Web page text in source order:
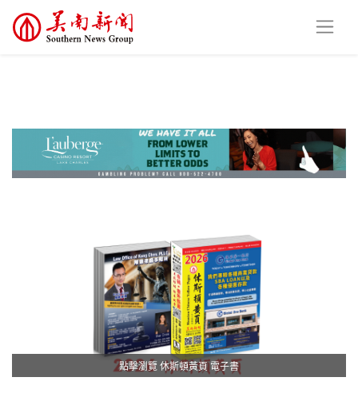
點擊瀏覽 休斯頓黃頁 電子書